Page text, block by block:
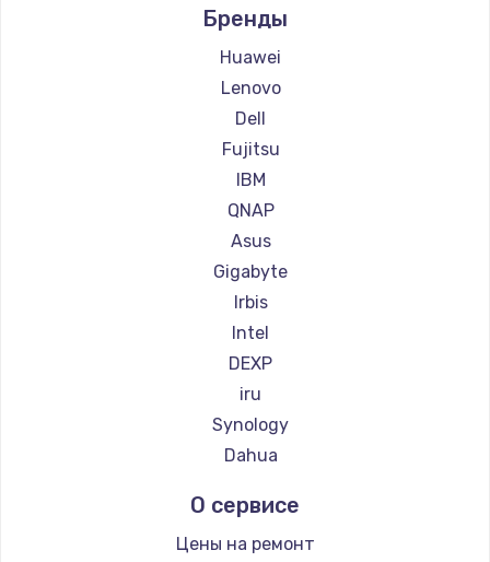
Замена тачпада
Заказать
Заказать
Замена материнской платы
Заказать
Бренды
Huawei
Lenovo
Dell
Fujitsu
IBM
QNAP
Asus
Gigabyte
Irbis
Intel
DEXP
iru
Synology
Dahua
О сервисе
Цены на ремонт